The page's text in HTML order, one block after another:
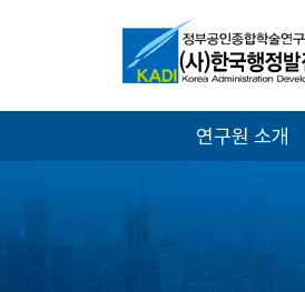
연구원 소개